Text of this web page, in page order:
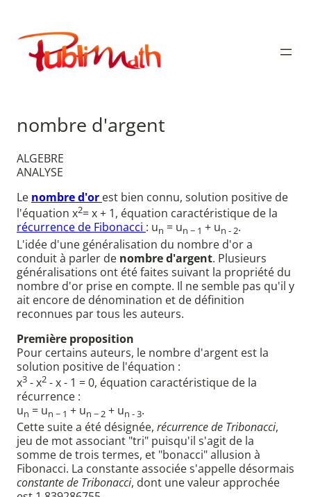
contenu
Publimath
nombre d'argent
ALGEBRE
ANALYSE
Le nombre d'or est bien connu, solution positive de
l'équation x2= x + 1, équation caractéristique de la
récurrence de Fibonacci : un = un − 1 + un - 2.
L'idée d'une généralisation du nombre d'or a
conduit à parler de nombre d'argent. Plusieurs
généralisations ont été faites suivant la propriété du
nombre d'or prise en compte. Il ne semble pas qu'il y
ait encore de dénomination et de définition
reconnues par tous les auteurs.
Première proposition
Pour certains auteurs, le nombre d'argent est la
solution positive de l'équation :
x3 - x2 - x - 1 = 0, équation caractéristique de la
récurrence :
un = un − 1 + un − 2 + un - 3.
Cette suite a été désignée, récurrence de Tribonacci,
jeu de mot associant "tri" puisqu'il s'agit de la
somme de trois termes, et "bonacci" allusion à
Fibonacci. La constante associée s'appelle désormais
constante de Tribonacci, dont une valeur approchée